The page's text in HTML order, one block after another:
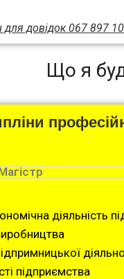
для довідок 067 897
Що я
діяльність
підприємства